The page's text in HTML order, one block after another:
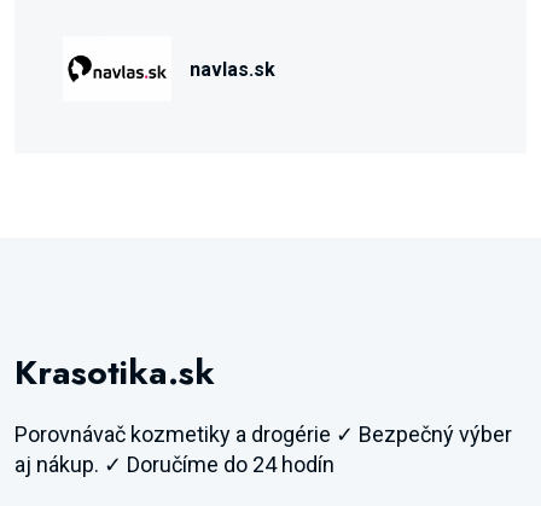
navlas.sk
Krasotika.sk
Porovnávač kozmetiky a drogérie ✓ Bezpečný výber
aj nákup. ✓ Doručíme do 24 hodín